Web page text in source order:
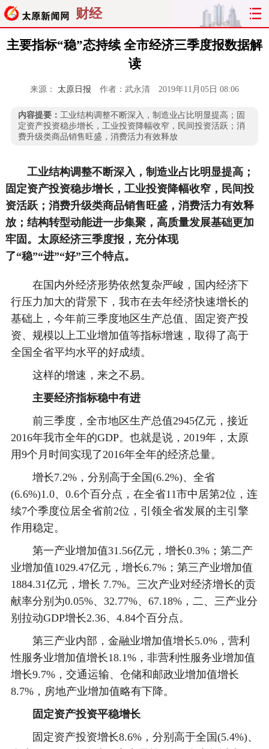
财经
主要指标“稳”态持续 全市经济三季度报数据解
读
来源： 太原日报 作者：武永清 2019年11月05日 08:06
内容提要：工业结构调整不断深入，制造业占比明显提高；固
定资产投资稳步增长，工业投资降幅收窄，民间投资活跃；消
费升级类商品销售旺盛，消费活力有效释放
工业结构调整不断深入，制造业占比明显提高；
固定资产投资稳步增长，工业投资降幅收窄，民间投
资活跃；消费升级类商品销售旺盛，消费活力有效释
放；结构转型动能进一步集聚，高质量发展基础更加
牢固。太原经济三季度报，充分体现
了“稳”“进”“好”三个特点。
在国内外经济形势依然复杂严峻，国内经济下
行压力加大的背景下，我市在去年经济快速增长的
基础上，今年前三季度地区生产总值、固定资产投
资、规模以上工业增加值等指标增速，取得了高于
全国全省平均水平的好成绩。
这样的增速，来之不易。
主要经济指标稳中有进
前三季度，全市地区生产总值2945亿元，接近
2016年我市全年的GDP。也就是说，2019年，太原
用9个月时间实现了2016年全年的经济总量。
增长7.2%，分别高于全国(6.2%)、全省
(6.6%)1.0、0.6个百分点，在全省11市中居第2位，连
续7个季度位居全省前2位，引领全省发展的主引擎
作用稳定。
第一产业增加值31.56亿元，增长0.3%；第二产
业增加值1029.47亿元，增长6.7%；第三产业增加值
1884.31亿元，增长 7.7%。三次产业对经济增长的贡
献率分别为0.05%、32.77%、67.18%，二、三产业分
别拉动GDP增长2.36、4.84个百分点。
第三产业内部，金融业增加值增长5.0%，营利
性服务业增加值增长18.1%，非营利性服务业增加值
增长9.7%，交通运输、仓储和邮政业增加值增长
8.7%，房地产业增加值略有下降。
固定资产投资平稳增长
固定资产投资增长8.6%，分别高于全国(5.4%)、